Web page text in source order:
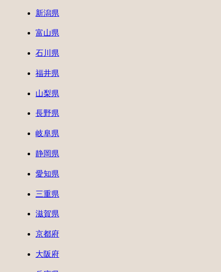
新潟県
富山県
石川県
福井県
山梨県
長野県
岐阜県
静岡県
愛知県
三重県
滋賀県
京都府
大阪府